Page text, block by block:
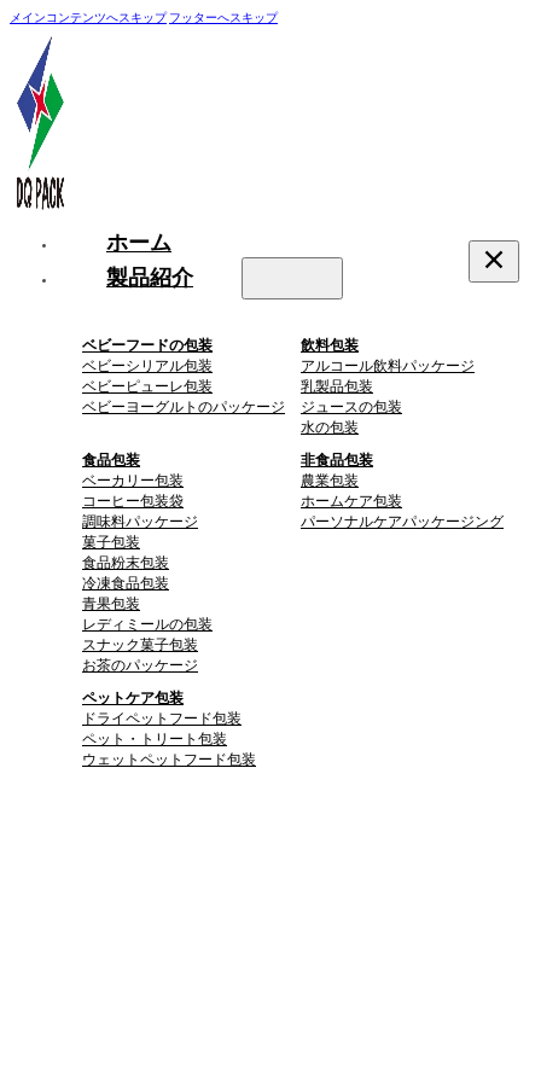
メインコンテンツへスキップ フッターへスキップ
ホーム
製品紹介
ベビーフードの包装
ベビーシリアル包装
ベビーピューレ包装
ベビーヨーグルトのパッケージ
飲料包装
アルコール飲料パッケージ
乳製品包装
ジュースの包装
水の包装
食品包装
ベーカリー包装
コーヒー包装袋
調味料パッケージ
菓子包装
食品粉末包装
冷凍食品包装
青果包装
レディミールの包装
スナック菓子包装
お茶のパッケージ
非食品包装
農業包装
ホームケア包装
パーソナルケアパッケージング
ペットケア包装
ドライペットフード包装
ペット・トリート包装
ウェットペットフード包装